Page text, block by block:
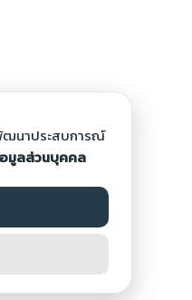
ฒนาประสบการณ์
มูลส่วนบุคคล